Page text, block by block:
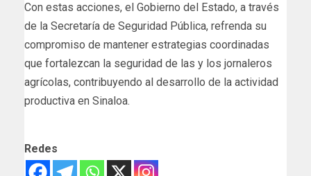
Con estas acciones, el Gobierno del Estado, a través
de la Secretaría de Seguridad Pública, refrenda su
compromiso de mantener estrategias coordinadas
que fortalezcan la seguridad de las y los jornaleros
agrícolas, contribuyendo al desarrollo de la actividad
productiva en Sinaloa.
Redes